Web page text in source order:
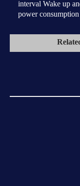
interval Wake up
power